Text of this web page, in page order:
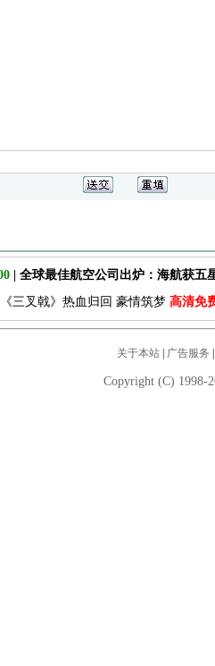
| 全球最佳航空公司出炉：海航获五
三叉戟》热血归回 豪情筑梦 高清免
关于本站| 广告服务
Copyright (C) 1998-